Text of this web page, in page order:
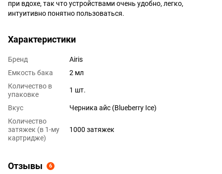
при вдохе, так что устройствами очень удобно, легко,
интуитивно понятно пользоваться.
Характеристики
Бренд
Airis
Емкость бака
2 мл
Количество в
упаковке
1 шт.
Вкус
Черника айс (Blueberry Ice)
Количество
затяжек (в 1-му
картридже)
1000 затяжек
Отзывы 6